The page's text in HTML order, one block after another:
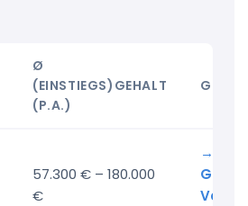
Ø
(EINSTIEGS)GEHALT
(P.A.)
57.300 € – 180.000
€
→